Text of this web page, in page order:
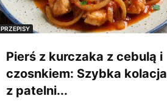
PRZEPISY
Pierś z kurczaka z cebulą i
czosnkiem: Szybka kolacja
z patelni...